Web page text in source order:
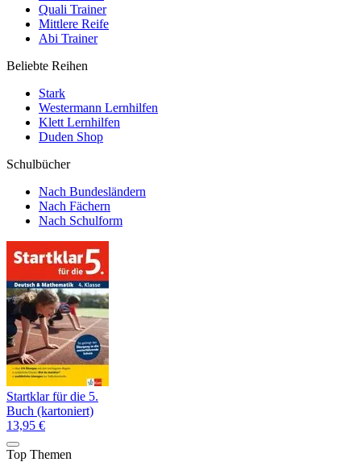
Quali Trainer
Mittlere Reife
Abi Trainer
Beliebte Reihen
Stark
Westermann Lernhilfen
Klett Lernhilfen
Duden Shop
Schulbücher
Nach Bundesländern
Nach Fächern
Nach Schulform
Startklar für die 5.
Buch (kartoniert)
13,95 €
Top Themen